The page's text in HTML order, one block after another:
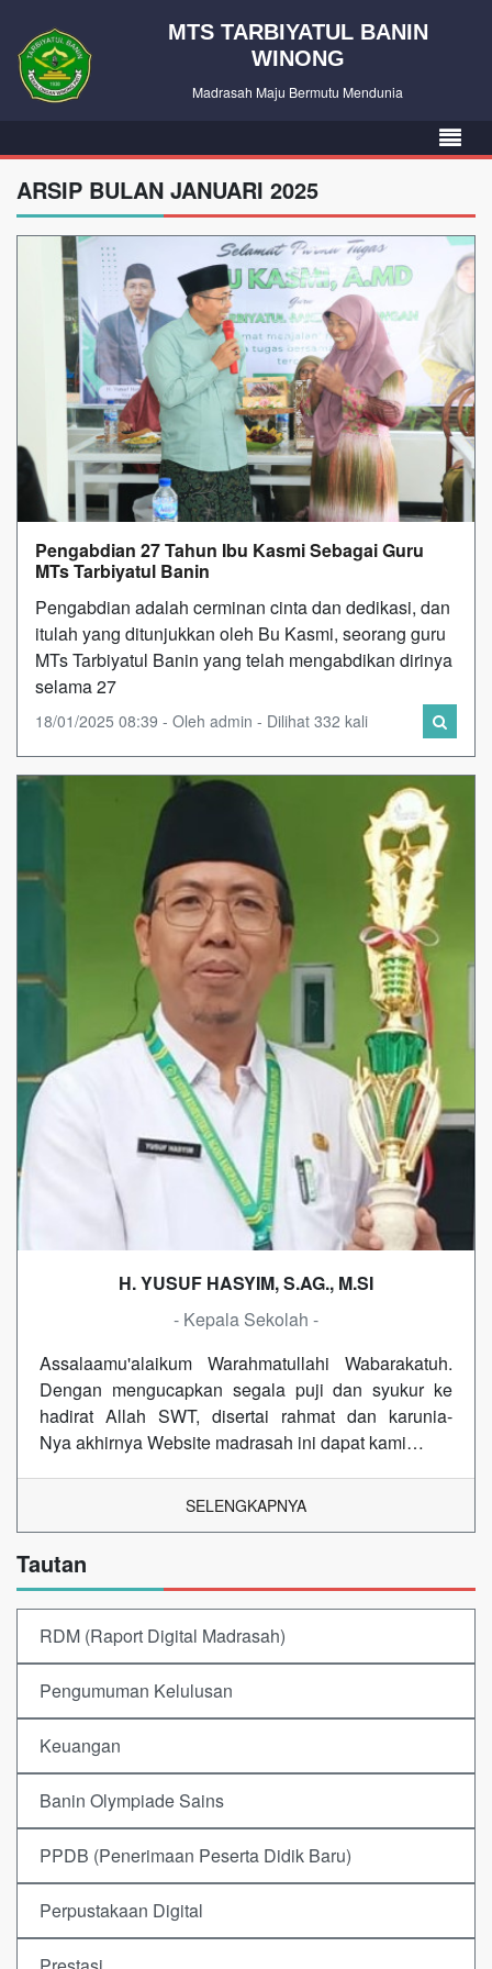
MTS TARBIYATUL BANIN
WINONG
Madrasah Maju Bermutu Mendunia
ARSIP BULAN JANUARI 2025
Pengabdian 27 Tahun Ibu Kasmi Sebagai Guru
MTs Tarbiyatul Banin
Pengabdian adalah cerminan cinta dan dedikasi, dan
itulah yang ditunjukkan oleh Bu Kasmi, seorang guru
MTs Tarbiyatul Banin yang telah mengabdikan dirinya
selama 27
18/01/2025 08:39 - Oleh admin - Dilihat 332 kali
H. YUSUF HASYIM, S.AG., M.SI
- Kepala Sekolah -
Assalaamu'alaikum Warahmatullahi Wabarakatuh.
Dengan mengucapkan segala puji dan syukur ke
hadirat Allah SWT, disertai rahmat dan karunia-
Nya akhirnya Website madrasah ini dapat kami…
SELENGKAPNYA
Tautan
RDM (Raport Digital Madrasah)
Pengumuman Kelulusan
Keuangan
Banin Olympiade Sains
PPDB (Penerimaan Peserta Didik Baru)
Perpustakaan Digital